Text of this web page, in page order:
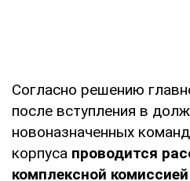
Согласно решению
после вступления в
новоназначенных
корпуса проводится
комплексной